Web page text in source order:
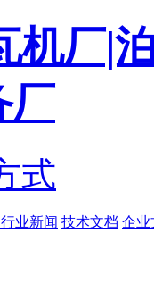
机厂|
厂
式
行业新闻 技术文档 企业